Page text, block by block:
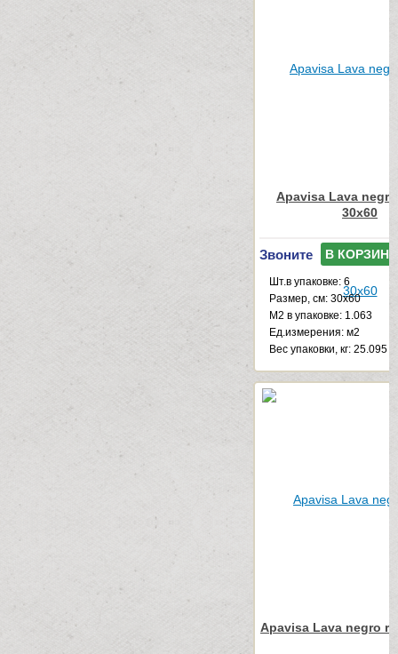
Apavisa Lava
30x60
Звоните В КОРЗИНУ
Шт.в упаковке: 6
Размер, см: 30x60
М2 в упаковке: 1.063
Ед.измерения: м2
Веc упаковки, кг: 25.095
Apavisa Lava negro